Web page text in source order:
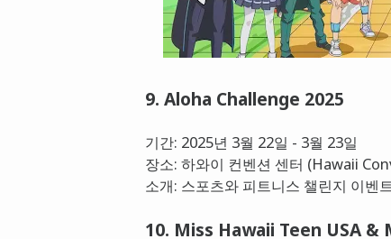
9. Aloha Challenge 2025
기간: 2025년 3월 22일 - 3월 23일
장소: 하와이 컨벤션 센터 (Hawaii
소개: 스포츠와 피트니스 챌린지 이벤
10. Miss Hawaii Teen USA